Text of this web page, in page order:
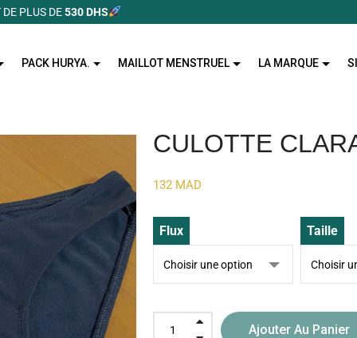
PLUS DE530 DHS
PACK HURYA. MAILLOT MENSTRUEL LA MARQUE
CULOTTE
132 MAD
Flux Taille
Ajouter Au Panier